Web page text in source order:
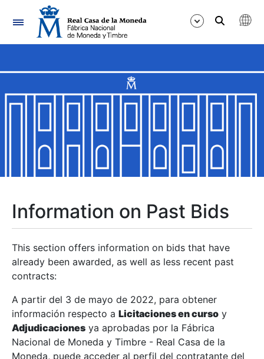
Navigation
Show/Hide
Show/Hide
Show/Hide
Show/Hide
Show/Hide
Information on Past Bids
This section offers information on bids that have
already been awarded, as well as less recent past
contracts:
A partir del 3 de mayo de 2022, para obtener
información respecto a Licitaciones en curso y
Adjudicaciones ya aprobadas por la Fábrica
Nacional de Moneda y Timbre - Real Casa de la
Moneda, puede acceder al perfil del contratante del